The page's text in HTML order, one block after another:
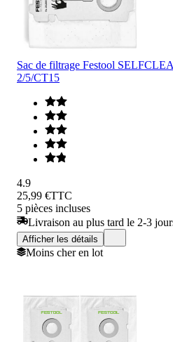
Sac de filtrage Festool
2/5/CT15
4.9
25,99 €TTC
5 pièces incluses
Livraison au plus tard le 2-3
Afficher les détails
Moins cher en lot